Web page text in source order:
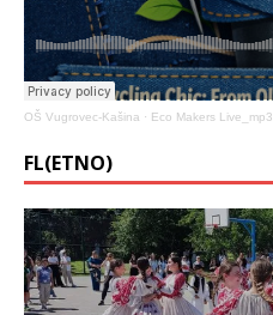
OŠ Vugrovec-Kašina · Eco Makers Live_mp3
FL(ETNO)